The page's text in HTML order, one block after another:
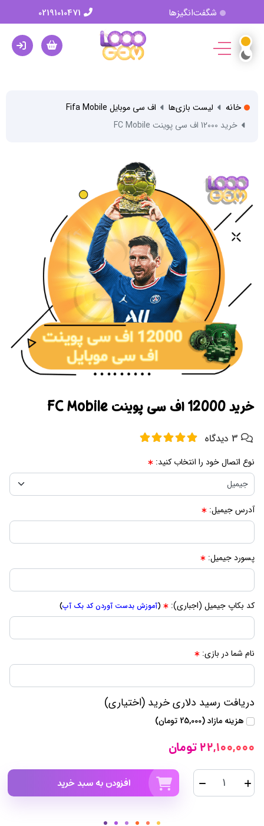
شگفت‌انگیزها
خانه لیست بازی‌ها
اف سی موبایل Fifa Mobile
خرید 12000 اف سی پوینت FC Mobile
خرید 12000 اف سی پوینت FC Mobile
نوع اتصال خود را انتخاب کنید:
آدرس جیمیل:
پسورد جیمیل:
کد بکاپ جیمیل (اجباری): (آموزش بدست آوردن کد بک آپ)
نام شما در بازی:
دریافت رسید دلاری خرید (اختیاری)
هزینه مازاد (25,000 تومان)
22,100,000 تومان
افزودن به سبد خرید